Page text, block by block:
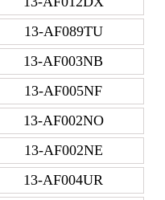
13-AF089TU
13-AF003NB
13-AF005NF
13-AF002NO
13-AF002NE
13-AF004UR